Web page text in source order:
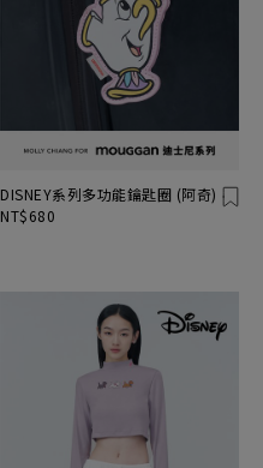
DISNEY系列多功能鑰匙圈 (阿奇)
NT$680